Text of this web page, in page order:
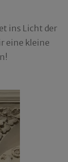
ins Licht der
eine kleine